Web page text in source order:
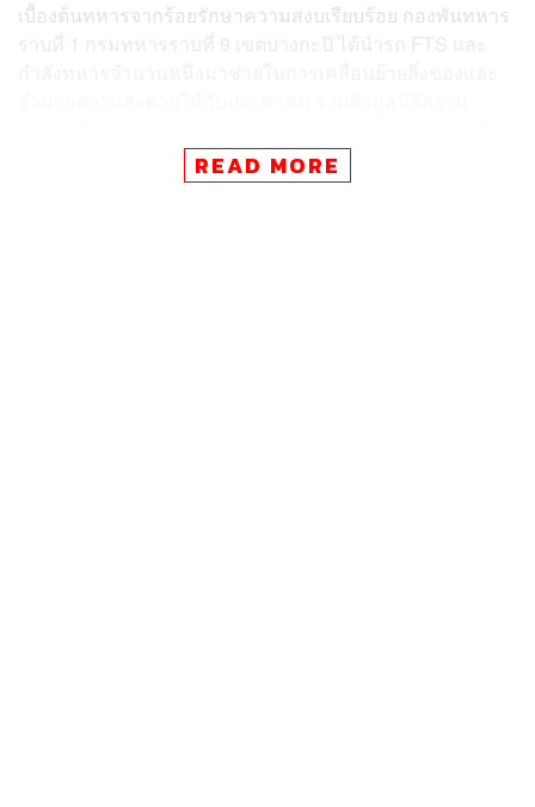
เบื้องต้นทหารจากร้อยรักษาความสงบเรียบร้อย กองพันทหาร
ราบที่ 1 กรมทหารราบที่ 9 เขตบางกะปิ ได้นำรถ FTS และ
การเข้า-ออกจากพื้นที่READ MORE